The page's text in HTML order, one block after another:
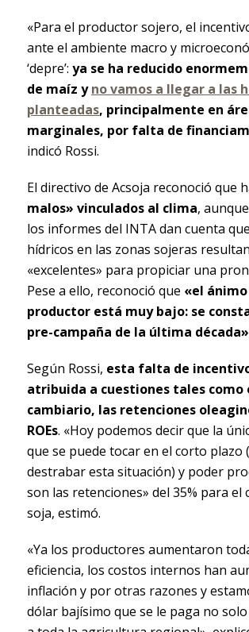
«Para el productor sojero, el
ante el ambiente macro y
‘depre’: ya se ha reducido
de maíz yno vamos a llegar a las
planteadas, principalmente en
marginales, por falta de
indicó Rossi.
El directivo de Acsoja reconoció que
malos» vinculados al clima,
los informes del INTA dan cuenta
hídricos en las zonas sojeras resultan
«excelentes» para propiciar una
Pese a ello, reconoció que «el
productor está muy bajo: se
pre-campaña de la última
Según Rossi, esta falta de
atribuida a cuestiones tales como
cambiario, las retenciones
ROEs. «Hoy podemos decir que la
que se puede tocar en el corto plazo
destrabar esta situación) y poder
son las retenciones» del 35% para el
soja, estimó.
«Ya los productores aumentaron
eficiencia, los costos internos han
inflación y por otras razones y
dólar bajísimo que se le paga no